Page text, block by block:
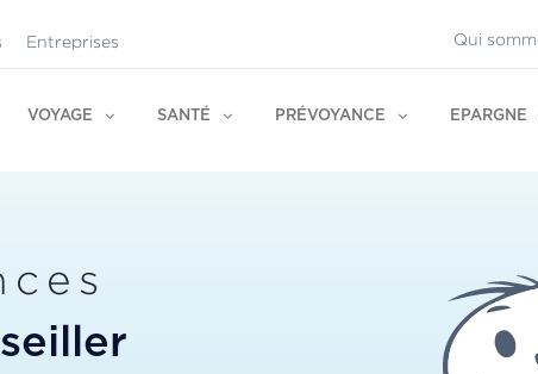
Entreprises Qui
VOYAGE SANTÉ PRÉVOYANCE EPARGNE